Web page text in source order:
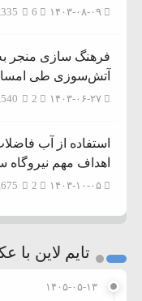
۱۴۰۳-۰۸-۰۹
آتش‌سوزی طی
۱۴۰۳-۰۶-۲۷
استفاده از آب
اهداف مهم نیروگاه
۱۴۰۳-۱۰-۰۵
تایم لاین با
۱۴۰۵-۰۵-۱۳